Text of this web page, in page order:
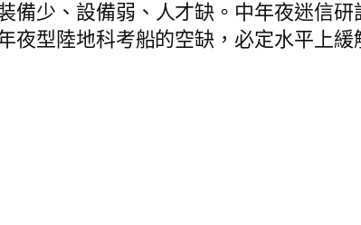
備少、設備弱、人才缺。中年夜迷信
夜型陸地科考船的空缺，必定水平上